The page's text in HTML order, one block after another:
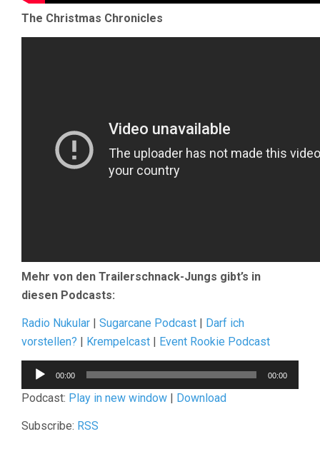
The Christmas Chronicles
Mehr von den Trailerschnack-Jungs gibt’s in
diesen Podcasts:
Radio Nukular | Sugarcane Podcast | Darf ich
vorstellen? | Krempelcast | Event Rookie Podcast
Audio-
Player
00:00 00:00
Podcast: Play in new window | Download
Subscribe: RSS